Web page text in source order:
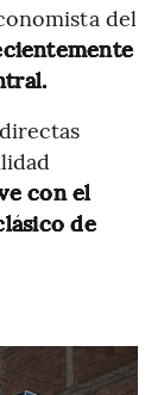
del
con el
de